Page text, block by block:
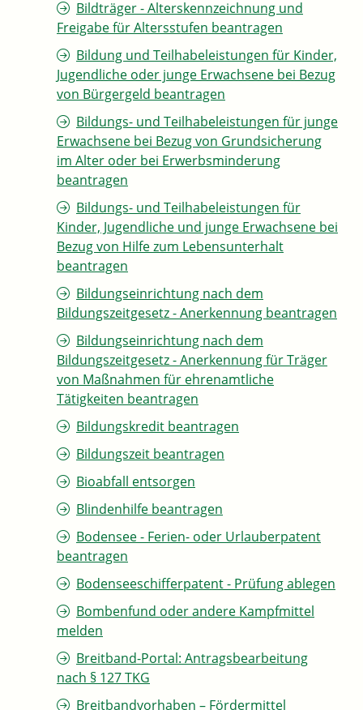
Bildträger - Alterskennzeichnung und
Freigabe für Altersstufen beantragen
Bildung und Teilhabeleistungen für Kinder,
Jugendliche oder junge Erwachsene bei Bezug
von Bürgergeld beantragen
Bildungs- und Teilhabeleistungen für junge
Erwachsene bei Bezug von Grundsicherung
im Alter oder bei Erwerbsminderung
beantragen
Bildungs- und Teilhabeleistungen für
Kinder, Jugendliche und junge Erwachsene bei
Bezug von Hilfe zum Lebensunterhalt
beantragen
Bildungseinrichtung nach dem
Bildungszeitgesetz - Anerkennung beantragen
Bildungseinrichtung nach dem
Bildungszeitgesetz - Anerkennung für Träger
von Maßnahmen für ehrenamtliche
Tätigkeiten beantragen
Bildungskredit beantragen
Bildungszeit beantragen
Bioabfall entsorgen
Blindenhilfe beantragen
Bodensee - Ferien- oder Urlauberpatent
beantragen
Bodenseeschifferpatent - Prüfung ablegen
Bombenfund oder andere Kampfmittel
melden
Breitband-Portal: Antragsbearbeitung
nach § 127 TKG
Breitbandvorhaben – Fördermittel